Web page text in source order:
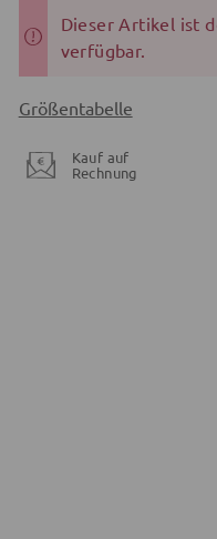
Dieser Artikel ist
verfügbar.
Größentabelle
Kauf auf
Rechnung